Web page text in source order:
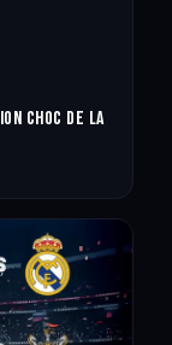
choc de la